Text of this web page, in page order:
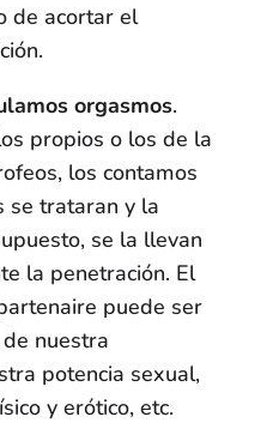
de acortar el
orgasmos.
propios o los de la
los contamos
se trataran y la
se la llevan
la penetración. El
puede ser
nuestra
potencia sexual,
y erótico, etc.